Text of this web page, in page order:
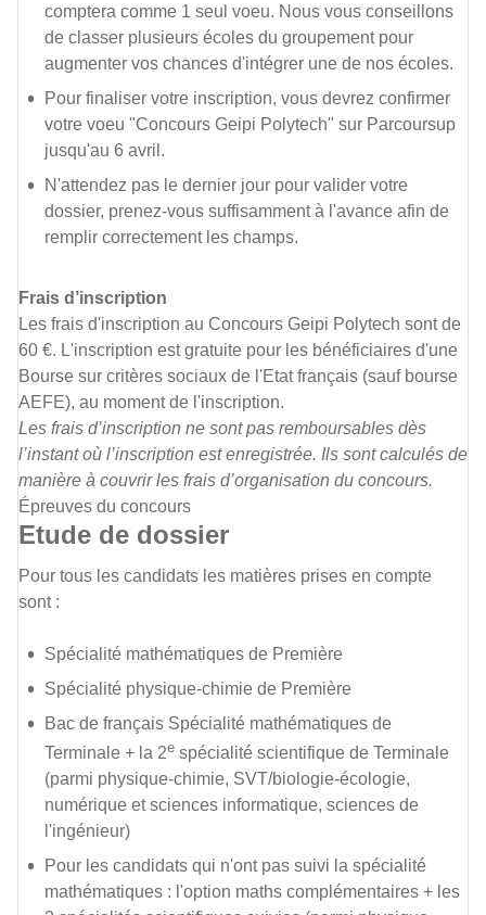
comptera comme 1 seul voeu. Nous vous conseillons
de classer plusieurs écoles du groupement pour
augmenter vos chances d'intégrer une de nos écoles.
Pour finaliser votre inscription, vous devrez confirmer
votre voeu "Concours Geipi Polytech" sur Parcoursup
jusqu'au 6 avril.
N'attendez pas le dernier jour pour valider votre
dossier, prenez-vous suffisamment à l'avance afin de
remplir correctement les champs.
Frais d’inscription
Les frais d'inscription au Concours Geipi Polytech sont de
60 €. L'inscription est gratuite pour les bénéficiaires d'une
Bourse sur critères sociaux de l'Etat français (sauf bourse
AEFE), au moment de l'inscription.
Les frais d’inscription ne sont pas remboursables dès
l’instant où l’inscription est enregistrée. Ils sont calculés de
manière à couvrir les frais d’organisation du concours.
Épreuves du concours
Etude de dossier
Pour tous les candidats les matières prises en compte
sont :
Spécialité mathématiques de Première
Spécialité physique-chimie de Première
Bac de français Spécialité mathématiques de
Terminale + la 2e spécialité scientifique de Terminale
(parmi physique-chimie, SVT/biologie-écologie,
numérique et sciences informatique, sciences de
l'ingénieur)
Pour les candidats qui n'ont pas suivi la spécialité
mathématiques : l'option maths complémentaires + les